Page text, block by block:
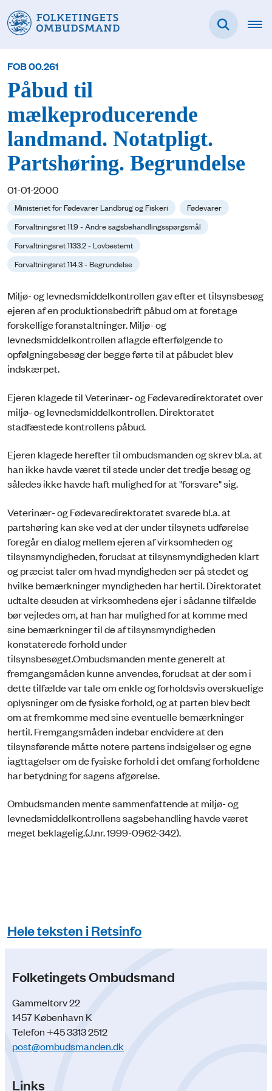
FOB 00.261
Påbud til
mælkeproducerende
landmand. Notatpligt.
Partshøring. Begrundelse
01-01-2000
Ministeriet for Fødevarer Landbrug og Fiskeri
Fødevarer
Forvaltningsret 11.9 - Andre sagsbehandlingsspørgsmål
Forvaltningsret 1133.2 - Lovbestemt
Forvaltningsret 114.3 - Begrundelse
Miljø- og levnedsmiddelkontrollen gav efter et tilsynsbesøg
ejeren af en produktionsbedrift påbud om at foretage
forskellige foranstaltninger. Miljø- og
levnedsmiddelkontrollen aflagde efterfølgende to
opfølgningsbesøg der begge førte til at påbudet blev
indskærpet.
Ejeren klagede til Veterinær- og Fødevaredirektoratet over
miljø- og levnedsmiddelkontrollen. Direktoratet
stadfæstede kontrollens påbud.
Ejeren klagede herefter til ombudsmanden og skrev bl.a. at
han ikke havde været til stede under det tredje besøg og
således ikke havde haft mulighed for at "forsvare" sig.
Veterinær- og Fødevaredirektoratet svarede bl.a. at
partshøring kan ske ved at der under tilsynets udførelse
foregår en dialog mellem ejeren af virksomheden og
tilsynsmyndigheden, forudsat at tilsynsmyndigheden klart
og præcist taler om hvad myndigheden ser på stedet og
hvilke bemærkninger myndigheden har hertil. Direktoratet
udtalte desuden at virksomhedens ejer i sådanne tilfælde
bør vejledes om, at han har mulighed for at komme med
sine bemærkninger til de af tilsynsmyndigheden
konstaterede forhold under
tilsynsbesøget.Ombudsmanden mente generelt at
fremgangsmåden kunne anvendes, forudsat at der som i
dette tilfælde var tale om enkle og forholdsvis overskuelige
oplysninger om de fysiske forhold, og at parten blev bedt
om at fremkomme med sine eventuelle bemærkninger
hertil. Fremgangsmåden indebar endvidere at den
tilsynsførende måtte notere partens indsigelser og egne
iagttagelser om de fysiske forhold i det omfang forholdene
har betydning for sagens afgørelse.
Ombudsmanden mente sammenfattende at miljø- og
levnedsmiddelkontrollens sagsbehandling havde været
meget beklagelig.(J.nr. 1999-0962-342).
Hele teksten i Retsinfo
Folketingets Ombudsmand
Gammeltorv 22
1457 København K
Telefon +45 3313 2512
post@ombudsmanden.dk
Links